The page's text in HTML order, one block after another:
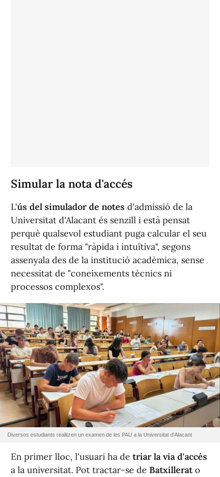
Simular la nota d'accés
L'ús del simulador de notes d'admissió de la
Universitat d'Alacant és senzill i està pensat
perquè qualsevol estudiant puga calcular el seu
resultat de forma "ràpida i intuïtiva", segons
assenyala des de la institució acadèmica, sense
necessitat de "coneixements tècnics ni
processos complexos".
Diversos estudiants realitzen un examen de les PAU a la Universitat d'Alacant
En primer lloc, l'usuari ha de triar la via d'accés
a la universitat. Pot tractar-se de Batxillerato